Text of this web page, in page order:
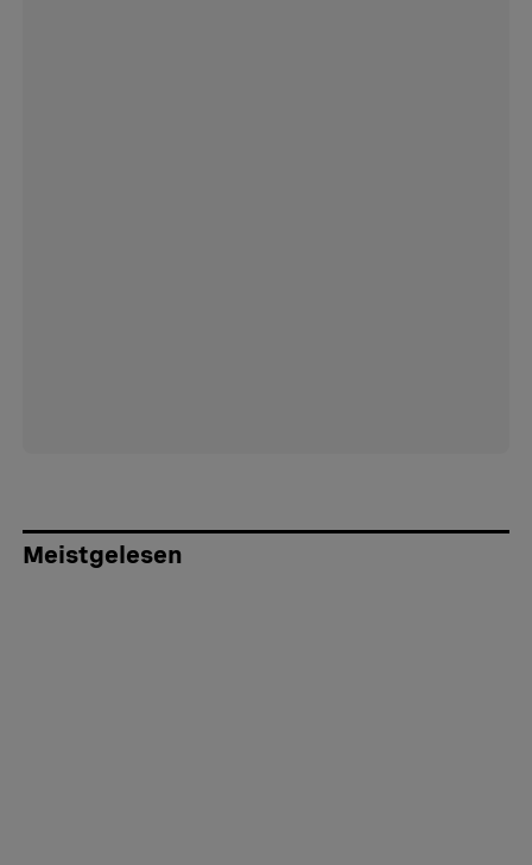
Meistgelesen